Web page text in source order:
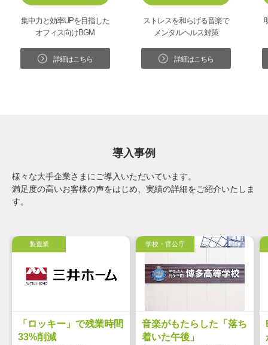
集中力と効率UPを目指した
オフィス向けBGM
詳細はこちら
ストレスを和らげる音楽で
メンタルヘルス対策
詳細はこちら
導入事例
様々な大手企業さまにご導入いただいています。
満足度の高いお客様の声をはじめ、実績の詳細をご紹介いたしま
す。
製造業
「ロッキー」で残業時間
33%削減
学校・官公庁
音楽がもたらした「落ち
着いた午後」